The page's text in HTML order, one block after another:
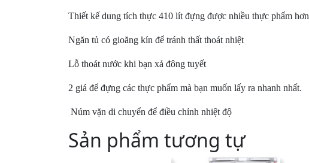
Thiết kế dung tích thực 410 lít đựng được nhiều thực phẩm hơn
Ngăn tủ có gioăng kín để tránh thất thoát nhiệt
Lỗ thoát nước khi bạn xả đông tuyết
2 giá để đựng các thực phẩm mà bạn muốn lấy ra nhanh nhất.
Núm vặn di chuyển để điều chỉnh nhiệt độ
Sản phẩm tương tự